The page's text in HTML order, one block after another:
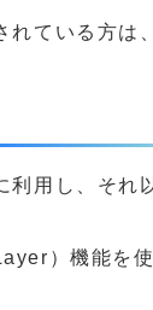
れている方
用し、それ
）機能を使